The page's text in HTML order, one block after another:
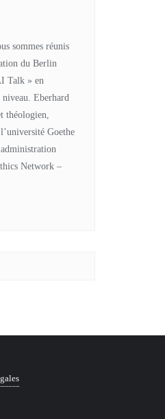
sommes réunis
du Berlin
Talk » en
niveau. Eberhard
théologien,
Goethe
Network –